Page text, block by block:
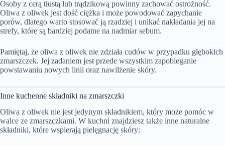
Osoby z cerą tłustą lub trądzikową powinny zachować ostrożność.
Oliwa z oliwek jest dość ciężka i może powodować zapychanie
porów, dlatego warto stosować ją rzadziej i unikać nakładania jej na
strefy, które są bardziej podatne na nadmiar sebum.
Pamiętaj, że oliwa z oliwek nie zdziała cudów w przypadku głębokich
zmarszczek. Jej zadaniem jest przede wszystkim zapobieganie
powstawaniu nowych linii oraz nawilżenie skóry.
Inne kuchenne składniki na zmarszczki
Oliwa z oliwek nie jest jedynym składnikiem, który może pomóc w
walce ze zmarszczkami. W kuchni znajdziesz także inne naturalne
składniki, które wspierają pielęgnację skóry: